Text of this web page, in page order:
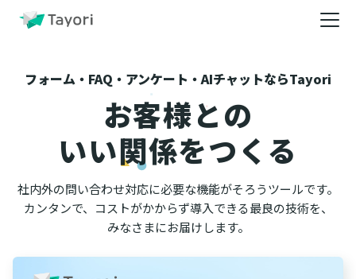
フォーム・FAQ・アンケート・AIチャットならTayori
お客様との
いい関係をつくる
社内外の問い合わせ対応に必要な機能がそろうツールです。
カンタンで、コストがかからず導入できる最良の技術を、
みなさまにお届けします。